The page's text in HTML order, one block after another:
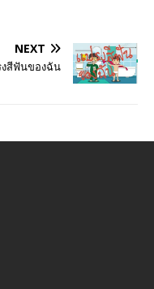
NEXT
งสีฟันของฉัน